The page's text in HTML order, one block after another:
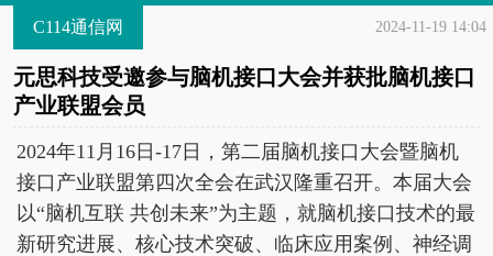
C114通信网 2024-11-19 14:04
元思科技受邀参与脑机接口大会并获批脑机接口
产业联盟会员
2024年11月16日-17日，第二届脑机接口大会暨脑机
接口产业联盟第四次全会在武汉隆重召开。本届大会
以“脑机互联 共创未来”为主题，就脑机接口技术的最
新研究进展、核心技术突破、临床应用案例、神经调